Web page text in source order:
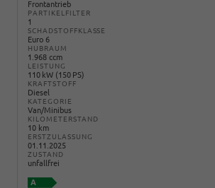
Frontantrieb
PARTIKELFILTER
1
SCHADSTOFFKLASSE
Euro 6
HUBRAUM
1.968 ccm
LEISTUNG
110 kW (150 PS)
KRAFTSTOFF
Diesel
KATEGORIE
Van/Minibus
KILOMETERSTAND
10 km
ERSTZULASSUNG
01.11.2025
ZUSTAND
unfallfrei